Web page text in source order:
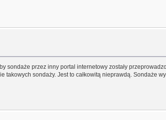
sondaże przez inny portal internetowy zostały
sondaży. Jest to całkowitą nieprawdą. Sondaże